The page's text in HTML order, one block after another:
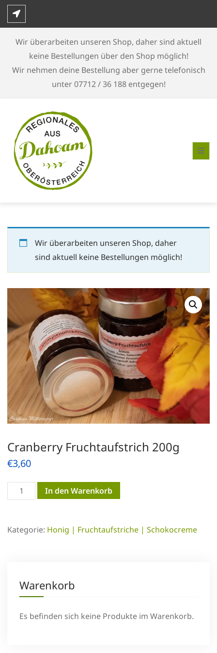
Skip
Wir überarbeiten unseren Shop, daher sind aktuell
keine Bestellungen über den Shop möglich!
Wir nehmen deine Bestellung aber gerne telefonisch
unter 07712 / 36 188 entgegen!
Wir überarbeiten unseren Shop, daher
sind aktuell keine Bestellungen möglich!
Cranberry Fruchtaufstrich 200g
€3,60
Cranberry
Fruchtaufstrich
Menge
In den Warenkorb
Kategorie: Honig | Fruchtaufstriche | Schokocreme
Warenkorb
Es befinden sich keine Produkte im Warenkorb.